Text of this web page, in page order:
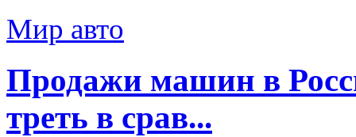
Мир авто
Продажи машин в
треть в срав...